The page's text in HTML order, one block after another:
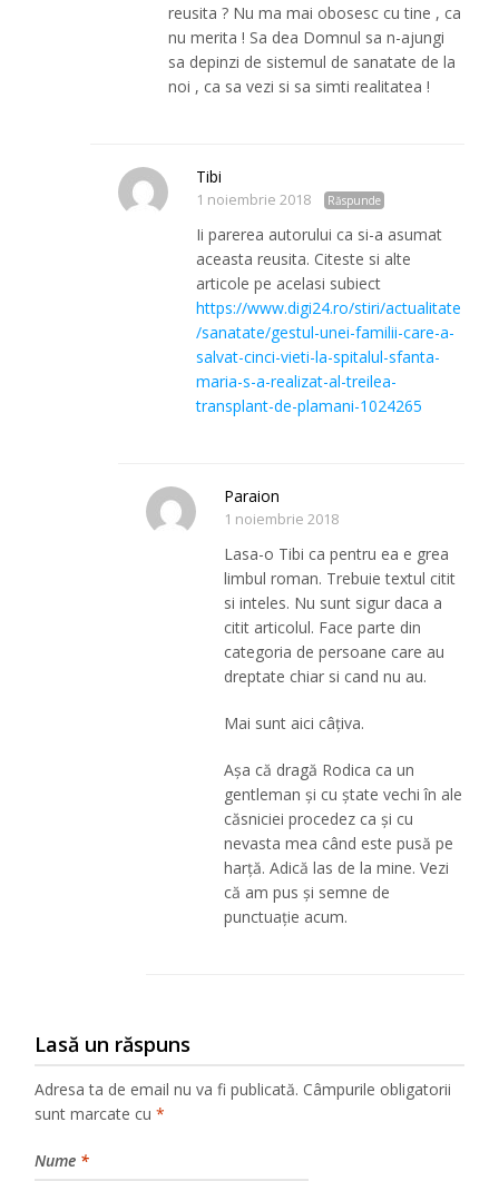
reusita ? Nu ma mai obosesc cu tine , ca
nu merita ! Sa dea Domnul sa n-ajungi
sa depinzi de sistemul de sanatate de la
noi , ca sa vezi si sa simti realitatea !
Tibi
1 noiembrie 2018 Răspunde
Ii parerea autorului ca si-a asumat
aceasta reusita. Citeste si alte
articole pe acelasi subiect
https://www.digi24.ro/stiri/actualitate
/sanatate/gestul-unei-familii-care-a-
salvat-cinci-vieti-la-spitalul-sfanta-
maria-s-a-realizat-al-treilea-
transplant-de-plamani-1024265
Paraion
1 noiembrie 2018
Lasa-o Tibi ca pentru ea e grea
limbul roman. Trebuie textul citit
si inteles. Nu sunt sigur daca a
citit articolul. Face parte din
categoria de persoane care au
dreptate chiar si cand nu au.
Mai sunt aici câțiva.
Așa că dragă Rodica ca un
gentleman și cu ștate vechi în ale
căsniciei procedez ca și cu
nevasta mea când este pusă pe
harță. Adică las de la mine. Vezi
că am pus și semne de
punctuație acum.
Lasă un răspuns
Adresa ta de email nu va fi publicată. Câmpurile obligatorii
sunt marcate cu*
Nume *